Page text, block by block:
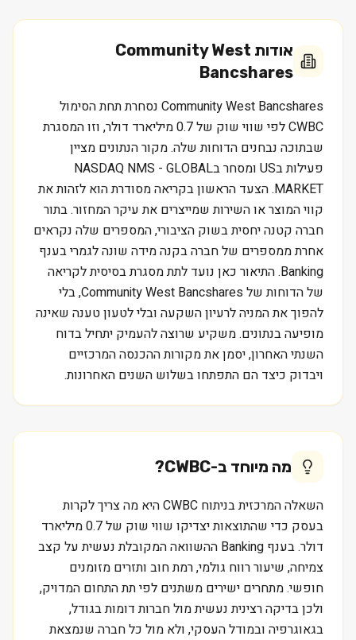
אודות Community West
Bancshares
Community West Bancshares נסחרת תחת הסימול
CWBC לפי שווי שוק של 0.7 מיליארד דולר, וזו המסגרת
שבתוכה נבחנים הדוחות שלה. מקור הנתונים מציין
פעילות בUS ומסחר בNASDAQ NMS - GLOBAL
MARKET. הצעד הראשון בקריאה מסודרת הוא לזהות את
קווי המוצר או השירות שמייצרים את עיקר המחזור. בתור
חברה קטנה יחסית בשוק הציבורי, המספרים שלה נקראים
אחרת ממספרים של חברה בקנה מידה שונה לגמרי בענף
Banking. התיאור כאן נועד לתת מסגרת בסיסית לקריאה
של הדוחות של Community West Bancshares, בלי
להפוך את המניה לרעיון השקעה ובלי לטעון טענה שאינה
מופיעה בנתונים. משקיע שרוצה להעמיק יתחיל בדוח
השנתי האחרון, יסמן את מקורות ההכנסה המרכזיים
ויבדוק כיצד הם התפתחו בשלוש השנים האחרונות.
מה מיוחד ב-CWBC
?
השאלה המרכזית בניתוח CWBC היא מה צריך לקרות
בעסק כדי שהתוצאות יצדיקו שווי שוק של 0.7 מיליארד
דולר. בענף Banking ההשוואה המקובלת נעשית על קצב
צמיחה, שיעור רווח גולמי, רמת חוב ותזרים מזומנים
חופשי. מתחרים ישירים משתנים לפי תת התחום המדויק,
ולכן בדיקה רצינית נעשית מול חברות דומות בגודל,
בגאוגרפיה ובמודל העסקי, ולא מול כל חברה שנמצאת